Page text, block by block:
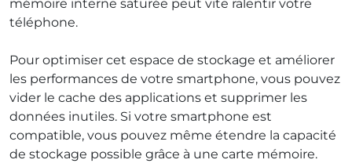
mémoire interne saturée peut vite ralentir votre
téléphone.
Pour optimiser cet espace de stockage et améliorer
les performances de votre smartphone, vous pouvez
vider le cache des applications et supprimer les
données inutiles. Si votre smartphone est
compatible, vous pouvez même étendre la capacité
de stockage possible grâce à une carte mémoire.